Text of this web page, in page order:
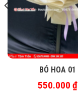
BÓ HOA 01
550.000 ₫